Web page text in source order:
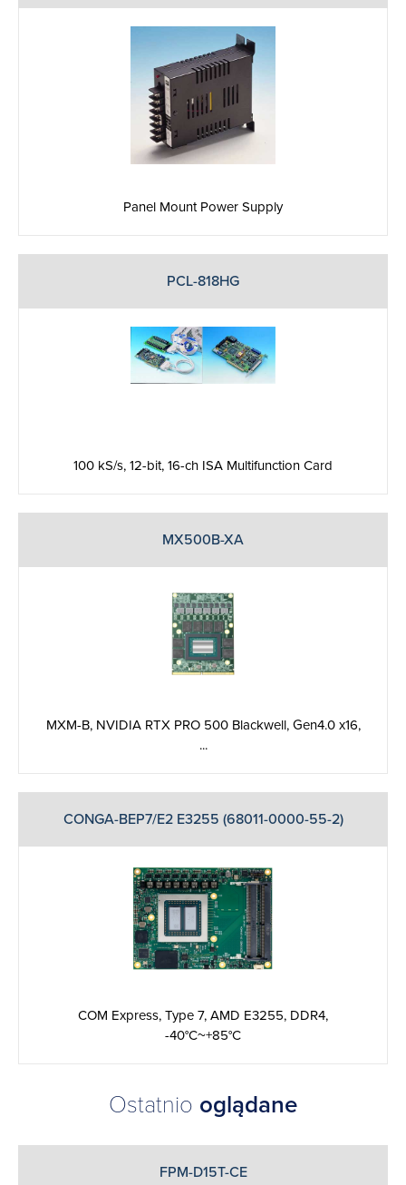
Panel Mount Power Supply
PCL-818HG
100 kS/s, 12-bit, 16-ch ISA Multifunction Card
MX500B-XA
MXM-B, NVIDIA RTX PRO 500 Blackwell, Gen4.0 x16,
...
CONGA-BEP7/E2 E3255 (68011-0000-55-2)
COM Express, Type 7, AMD E3255, DDR4,
-40°C~+85°C
Ostatnio oglądane
FPM-D15T-CE